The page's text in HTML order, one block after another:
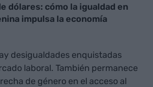
dólares: cómo la igualdad en
impulsa la economía
desigualdades enquistadas
laboral. También permanece
de género en el acceso al